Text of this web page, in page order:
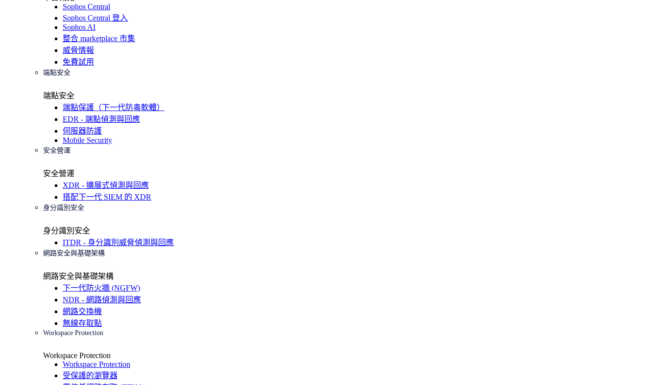
Sophos Central
Sophos Central 登入
Sophos AI
整合 marketplace 市集
威脅情報
免費試用
端點安全
端點安全
端點保護（下一代防毒軟體）
EDR - 端點偵測與回應
伺服器防護
Mobile Security
安全營運
安全營運
XDR - 擴展式偵測與回應
搭配下一代 SIEM 的 XDR
身分識別安全
身分識別安全
ITDR - 身分識別威脅偵測與回應
網路安全與基礎架構
網路安全與基礎架構
下一代防火牆 (NGFW)
NDR - 網路偵測與回應
網路交換機
無線存取點
Workspace Protection
Workspace Protection
Workspace Protection
受保護的瀏覽器